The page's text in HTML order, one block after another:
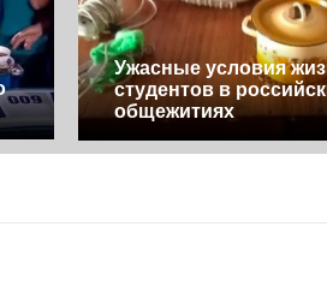
Ужасные условия
студентов в
общежитиях